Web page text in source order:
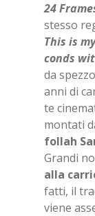
24
stes­so
This is
conds
da
anni di
te
mon­ta­ti
fol­lah
Gran­di
alla
fat­ti, il
vie­ne